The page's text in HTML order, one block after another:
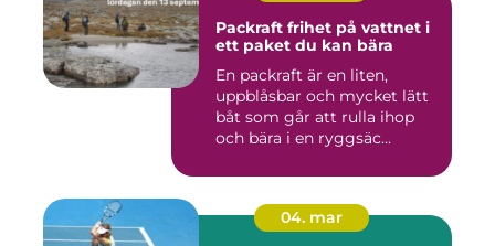
Packraft frihet på vattnet i
ett paket du kan bära
En packraft är en liten,
uppblåsbar och mycket lätt
båt som går att rulla ihop
och bära i en ryggsäc...
04. mar